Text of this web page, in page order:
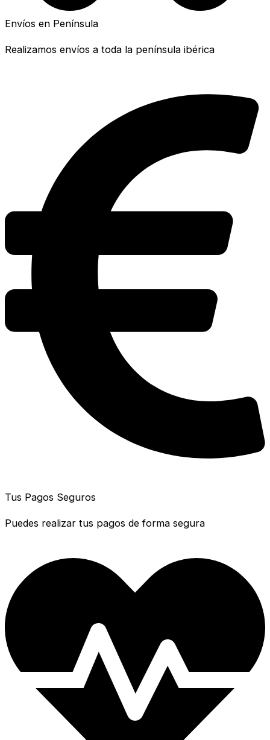
Envíos en Península
Realizamos envíos a toda la península ibérica
Tus Pagos Seguros
Puedes realizar tus pagos de forma segura